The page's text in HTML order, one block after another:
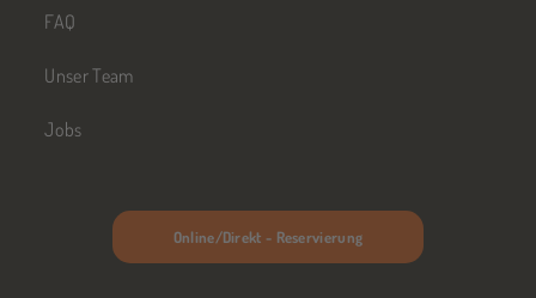
FAQ
Unser Team
Jobs
Online/Direkt - Reservierung